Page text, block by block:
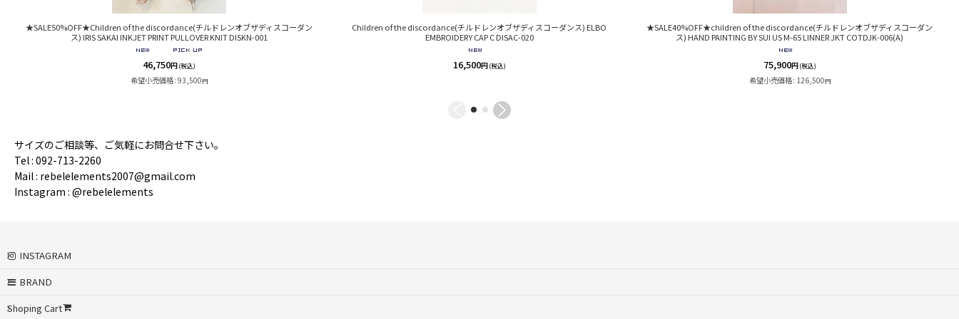
★SALE50%OFF★Children of the discordance(チルドレンオブザディスコーダン
ス) IRIS SAKAI INKJET PRINT PULLOVER KNIT DISKN-001
46,750円(税込)
希望小売価格: 93,500円
Children of the discordance(チルドレンオブザディスコーダンス) ELBO
EMBROIDERY CAP C DISAC-020
16,500円(税込)
★SALE40%OFF★children of the discordance(チルドレンオブザディスコーダン
ス) HAND PAINTING BY SUI US M-65 LINNER JKT COTDJK-006(A)
75,900円(税込)
希望小売価格: 126,500円
サイズのご相談等、ご気軽にお問合せ下さい。
Tel : 092-713-2260
Mail : rebelelements2007@gmail.com
Instagram : @rebelelements
INSTAGRAM
BRAND
Shoping Cart